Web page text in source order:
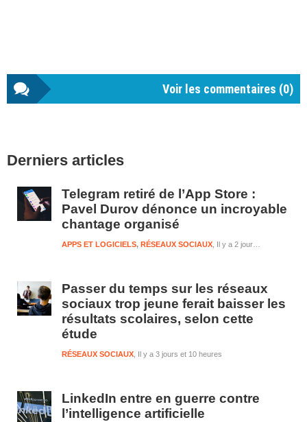
Voir les commentaires (0)
latérale
Derniers articles
Telegram retiré de l’App Store :
Pavel Durov dénonce un incroyable
chantage organisé
Il y a 2 jours et 10 heures
APPS ET LOGICIELS, RÉSEAUX SOCIAUX
Passer du temps sur les réseaux
sociaux trop jeune ferait baisser les
résultats scolaires, selon cette
étude
Il y a 3 jours et 10 heures
RÉSEAUX SOCIAUX
LinkedIn entre en guerre contre
l’intelligence artificielle